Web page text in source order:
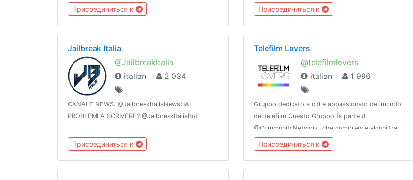
Присоединиться к
https://bitcointalk.org/index.php?board=28.0Sito:
http://www.bitcoin-italia.orgBot per altre chat:
@BitcoinITABot
Присоединиться к
Jailbreak Italia
@JailbreakItalia
italian
2 034
CANALE NEWS: @JailbreakItaliaNewsHAI
PROBLEMI A SCRIVERE? @JailbreakItaliaBot
Присоединиться к
Telefilm Lovers
@telefilmlovers
italian
1 996
Gruppo dedicato a chi è appassionato del mondo
dei telefilm.Questo Gruppo fa parte di
@CommunityNetwork, che comprende alcuni tra i
migliori e più sicuri Gruppi e Canali di
Telegram.Affiliati con @TelefilmNews
Присоединиться к